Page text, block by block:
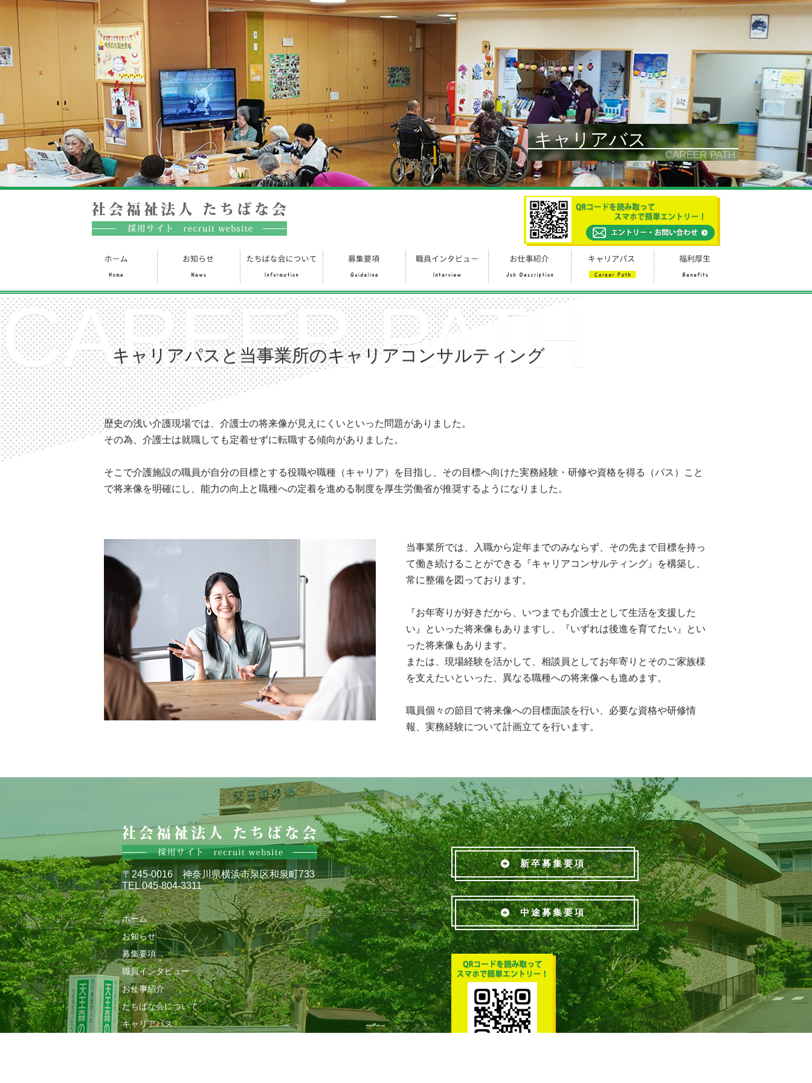
キャリアバス
CAREER PATH
CAREER PATH
キャリアパスと当事業所のキャリアコンサルティング
歴史の浅い介護現場では、介護士の将来像が見えにくいといった問題がありました。
その為、介護士は就職しても定着せずに転職する傾向がありました。
そこで介護施設の職員が自分の目標とする役職や職種（キャリア）を目指し、その目標へ向けた実務経験・研修や資格を得る（パス）こと
で将来像を明確にし、能力の向上と職種への定着を進める制度を厚生労働省が推奨するようになりました。
当事業所では、入職から定年までのみならず、その先まで目標を持っ
て働き続けることができる『キャリアコンサルティング』を構築し、
常に整備を図っております。
『お年寄りが好きだから、いつまでも介護士として生活を支援した
い』といった将来像もありますし、『いずれは後進を育てたい』とい
った将来像もあります。
または、現場経験を活かして、相談員としてお年寄りとそのご家族様
を支えたいといった、異なる職種への将来像へも進めます。
職員個々の節目で将来像への目標面談を行い、必要な資格や研修情
報、実務経験について計画立てを行います。
新卒募集要項
中途募集要項
〒245-0016 神奈川県横浜市泉区和泉町733
TEL 045-804-3311
ホーム
お知らせ
募集要項
職員インタビュー
お仕事紹介
たちばな会について
キャリアパス